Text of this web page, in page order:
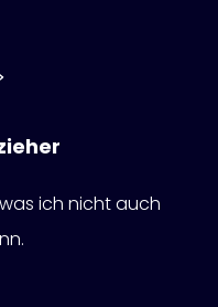
ich nicht auch